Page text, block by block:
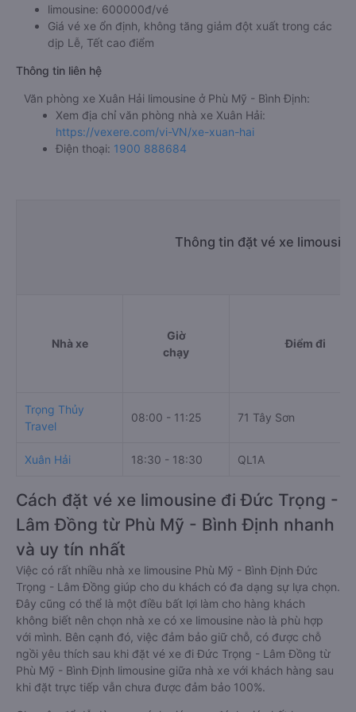
limousine: 600000đ/vé
Giá vé xe ổn định, không tăng giảm đột xuất trong các
dịp Lễ, Tết cao điểm
Thông tin liên hệ
Văn phòng xe Xuân Hải limousine ở Phù Mỹ - Bình Định:
Xem địa chỉ văn phòng nhà xe Xuân Hải:
https://vexere.com/vi-VN/xe-xuan-hai
Điện thoại: 1900 888684
Thông tin đặt vé xe
Nhà xe
Giờ
chạy
Điểm đi
Trọng Thủy
Travel
08:00 - 11:25 71 Tây Sơn
Xuân Hải 18:30 - 18:30 QL1A
Cách đặt vé xe limousine đi Đức Trọng -
Lâm Đồng từ Phù Mỹ - Bình Định nhanh
và uy tín nhất
Việc có rất nhiều nhà xe limousine Phù Mỹ - Bình Định Đức
Trọng - Lâm Đồng giúp cho du khách có đa dạng sự lựa chọn.
Đây cũng có thể là một điều bất lợi làm cho hàng khách
không biết nên chọn nhà xe có xe limousine nào là phù hợp
với mình. Bên cạnh đó, việc đảm bảo giữ chỗ, có được chỗ
ngồi yêu thích sau khi đặt vé xe đi Đức Trọng - Lâm Đồng từ
Phù Mỹ - Bình Định limousine giữa nhà xe với khách hàng sau
khi đặt trực tiếp vẫn chưa được đảm bảo 100%.